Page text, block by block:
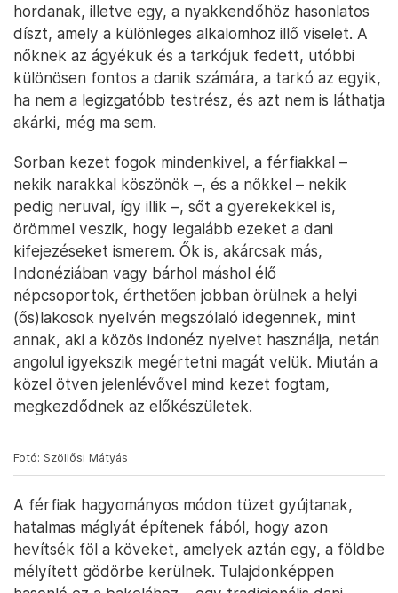
hordanak, illetve egy, a nyakkendőhöz hasonlatos
díszt, amely a különleges alkalomhoz illő viselet. A
nőknek az ágyékuk és a tarkójuk fedett, utóbbi
különösen fontos a danik számára, a tarkó az egyik,
ha nem a legizgatóbb testrész, és azt nem is láthatja
akárki, még ma sem.
Sorban kezet fogok mindenkivel, a férfiakkal –
nekik narakkal köszönök –, és a nőkkel – nekik
pedig neruval, így illik –, sőt a gyerekekkel is,
örömmel veszik, hogy legalább ezeket a dani
kifejezéseket ismerem. Ők is, akárcsak más,
Indonéziában vagy bárhol máshol élő
népcsoportok, érthetően jobban örülnek a helyi
(ős)lakosok nyelvén megszólaló idegennek, mint
annak, aki a közös indonéz nyelvet használja, netán
angolul igyekszik megértetni magát velük. Miután a
közel ötven jelenlévővel mind kezet fogtam,
megkezdődnek az előkészületek.